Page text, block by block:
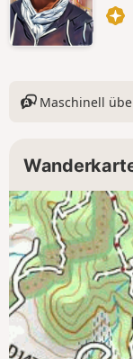
Maschinell